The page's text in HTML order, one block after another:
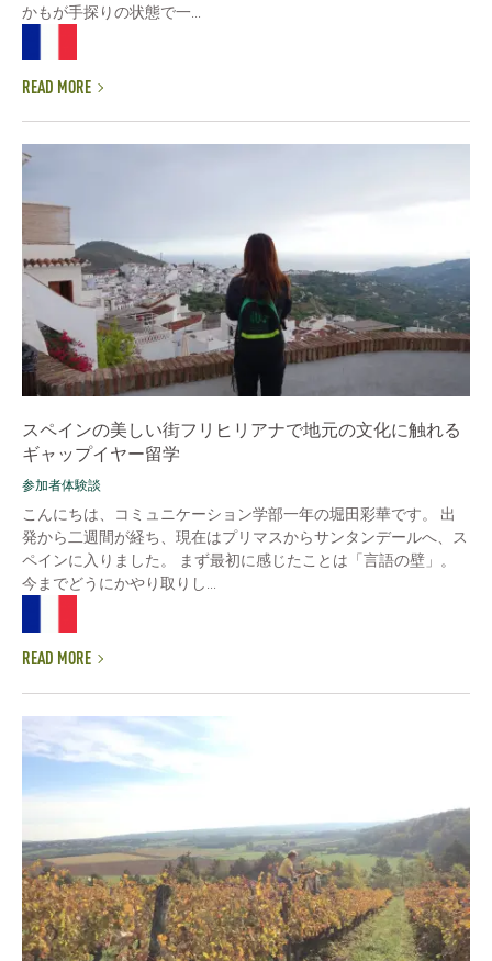
かもが手探りの状態で一...
READ MORE
スペインの美しい街フリヒリアナで地元の文化に触れる
ギャップイヤー留学
参加者体験談
こんにちは、コミュニケーション学部一年の堀田彩華です。 出
発から二週間が経ち、現在はプリマスからサンタンデールへ、ス
ペインに入りました。 まず最初に感じたことは「言語の壁」。
今までどうにかやり取りし...
READ MORE